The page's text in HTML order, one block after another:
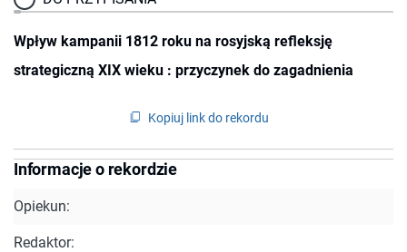
Wpływ kampanii 1812 roku na rosyjską refleksję
strategiczną XIX wieku : przyczynek do zagadnienia
Kopiuj link do rekordu
Informacje o rekordzie
Opiekun:
Redaktor: